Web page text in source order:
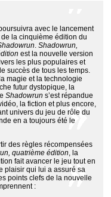
avec le lancement
la cinquième édition du
. Shadowrun,
est la nouvelle version
les plus populaires et
succès de tous les temps.
magie et la technologie
futur dystopique, la
Shadowrun s’est répandue
la fiction et plus encore,
univers du jeu de rôle du
en a toujours été le
des règles récompensées
quatrième édition, la
fait avancer le jeu tout en
plaisir qui lui a assuré sa
points clefs de la nouvelle
: